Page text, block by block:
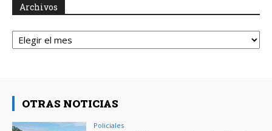
Archivos
Archivos
OTRAS NOTICIAS
Policiales